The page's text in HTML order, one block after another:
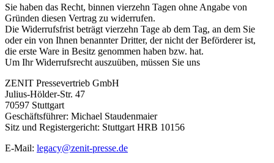
Sie haben das Recht, binnen vierzehn Tagen ohne Angabe von
Gründen diesen Vertrag zu widerrufen.
Die Widerrufsfrist beträgt vierzehn Tage ab dem Tag, an dem Sie
oder ein von Ihnen benannter Dritter, der nicht der Beförderer ist,
die erste Ware in Besitz genommen haben bzw. hat.
Um Ihr Widerrufsrecht auszuüben, müssen Sie uns
ZENIT Pressevertrieb GmbH
Julius-Hölder-Str. 47
70597 Stuttgart
Geschäftsführer: Michael Staudenmaier
Sitz und Registergericht: Stuttgart HRB 10156
E-Mail: legacy@zenit-presse.de